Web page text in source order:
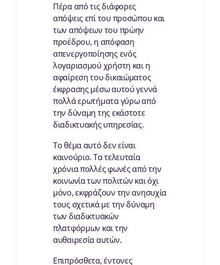
Πέρα από τις διάφορες
απόψεις επί του προσώπου και
των απόψεων του πρώην
προέδρου, η απόφαση
απενεργοποίησης ενός
λογαριασμού χρήστη και η
αφαίρεση του δικαιώματος
έκφρασης μέσω αυτού γεννά
πολλά ερωτήματα γύρω από
την δύναμη της εκάστοτε
διαδικτυακής υπηρεσίας.
Το θέμα αυτό δεν είναι
καινούριο. Τα τελευταία
χρόνια πολλές φωνές από την
κοινωνία των πολιτών και όχι
μόνο, εκφράζουν την ανησυχία
τους σχετικά με την δύναμη
των διαδικτυακών
πλατφόρμων και την
αυθαιρεσία αυτών.
Επιπρόσθετα, έντονες